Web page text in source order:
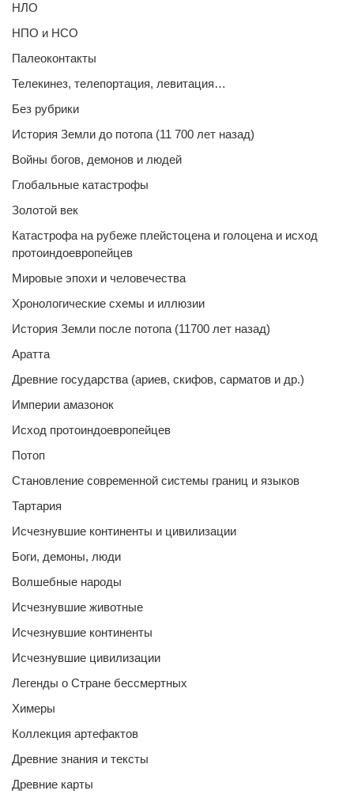
НЛО
НПО и НСО
Палеоконтакты
Телекинез, телепортация, левитация…
Без рубрики
История Земли до потопа (11 700 лет назад)
Войны богов, демонов и людей
Глобальные катастрофы
Золотой век
Катастрофа на рубеже плейстоцена и голоцена и исход
протоиндоевропейцев
Мировые эпохи и человечества
Хронологические схемы и иллюзии
История Земли после потопа (11700 лет назад)
Аратта
Древние государства (ариев, скифов, сарматов и др.)
Империи амазонок
Исход протоиндоевропейцев
Потоп
Становление современной системы границ и языков
Тартария
Исчезнувшие континенты и цивилизации
Боги, демоны, люди
Волшебные народы
Исчезнувшие животные
Исчезнувшие континенты
Исчезнувшие цивилизации
Легенды о Стране бессмертных
Химеры
Коллекция артефактов
Древние знания и тексты
Древние карты